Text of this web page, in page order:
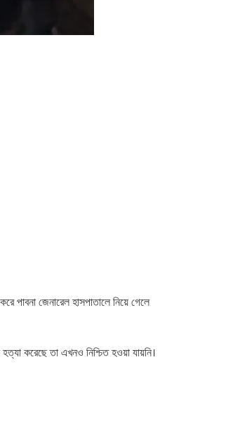
পাবনা জেনারেল হাসপাতালে নিয়ে গেলে
করেছে তা এখনও নিশ্চিত হওয়া যায়নি।